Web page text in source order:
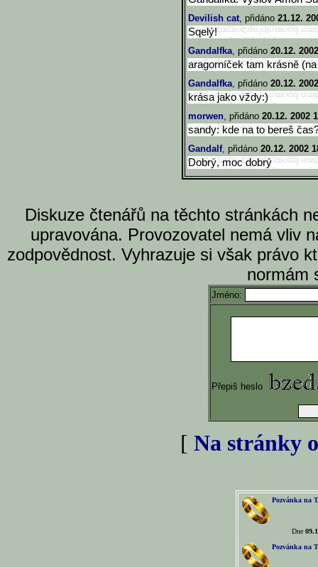
Devilish cat, přidáno 21.12.
Sqelý!
Gandalfka, přidáno 20.12.
aragorníček tam krásně
Gandalfka, přidáno 20.12.
krása jako vždy:)
morwen, přidáno 20.12. 2002
sandy: kde na to bereš
Gandalf, přidáno 20.12. 2002
Dobrý, moc dobrý
Diskuze čtenářů na těchto stránkách
upravována. Provozovatel nemá vliv
zodpovědnost. Vyhrazuje si však právo
normám
Jméno:
Přepiš heslo
[ Na stránky
Pozvánka na
Dne
Pozvánka na